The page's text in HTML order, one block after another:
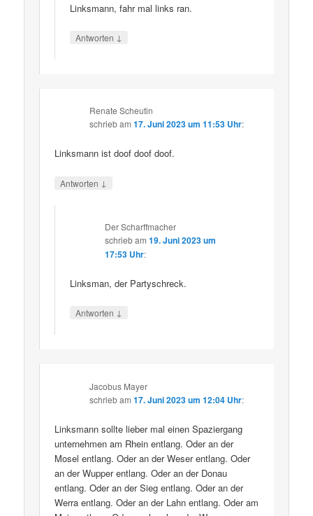
Linksmann, fahr mal links ran.
Antworten ↓
Renate Scheutin
schriebam17. Juni 2023 um 11:53 Uhr:
Linksmann ist doof doof doof.
Antworten ↓
Der Scharffmacher
schriebam19. Juni 2023 um
17:53 Uhr:
Linksman, der Partyschreck.
Antworten ↓
Jacobus Mayer
schriebam17. Juni 2023 um 12:04 Uhr:
Linksmann sollte lieber mal einen Spaziergang
unternehmen am Rhein entlang. Oder an der
Mosel entlang. Oder an der Weser entlang. Oder
an der Wupper entlang. Oder an der Donau
entlang. Oder an der Sieg entlang. Oder an der
Werra entlang. Oder an der Lahn entlang. Oder am